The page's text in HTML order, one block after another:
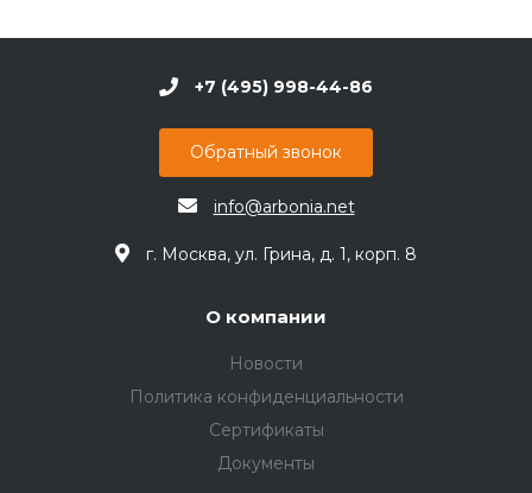
+7 (495) 998-44-86
Обратный звонок
info@arbonia.net
г. Москва, ул. Грина, д. 1, корп. 8
О компании
Новости
Политика конфиденциальности
Сертификаты
Документы